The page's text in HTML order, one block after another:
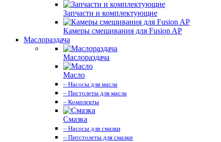
Запчасти и комплектующие
Камеры смешивания для Fusion AP
Маслораздача
Маслораздача
Масло
– Насосы для масла
– Пистолеты для масла
– Комплекты
Смазка
– Насосы для смазки
– Питстолеты для смазки